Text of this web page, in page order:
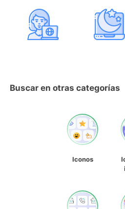
Buscar en otras categorías
Iconos